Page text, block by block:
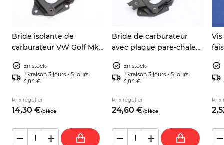
Bride isolante de
carburateur VW Golf Mk1
Scirocco 027129761
En stock
Livraison 3 jours - 5 jours
4,84 €
Prix régulier
14,30 €/pièce
Bride de carburateur
avec plaque pare-chaleur
Passat Scirocco
En stock
Livraison 3 jours - 5 jours
4,84 €
Prix régulier
24,60 €/pièce
Prix
2,